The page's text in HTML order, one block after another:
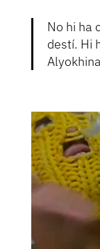
No hi ha
destí. Hi